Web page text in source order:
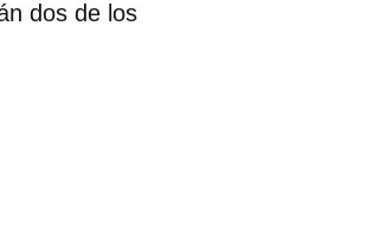
dos de los